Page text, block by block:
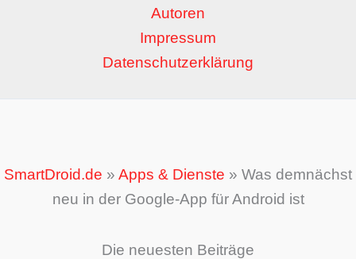
Autoren
Impressum
Datenschutzerklärung
SmartDroid.de » Apps & Dienste » Was demnächst
neu in der Google-App für Android ist
Die neuesten Beiträge